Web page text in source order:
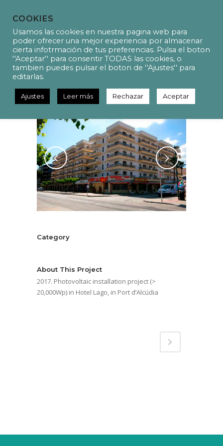
P17019 Photovoltaic
installation project
Category
About This Project
2017. Photovoltaic installation project (>
20,000Wp) in Hotel Lago, in Port d’Alcúdia
COOKIES
Usamos las cookies en nuestra pagina web para
poder ofrecer una mejor experiencia por almacenar
cierta infotrmación de tus preferencias. Pulsa el boton
''Aceptar'' para consentir TODAS las cookies, o
tambien puedes pulsar el boton de ''Ajustes'' para
editarlas.
Ajustes Leer más Rechazar Aceptar